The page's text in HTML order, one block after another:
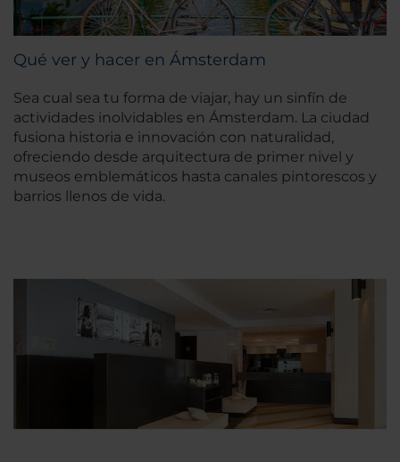
Qué ver y hacer en Ámsterdam
Sea cual sea tu forma de viajar, hay un sinfín de
actividades inolvidables en Ámsterdam. La ciudad
fusiona historia e innovación con naturalidad,
ofreciendo desde arquitectura de primer nivel y
museos emblemáticos hasta canales pintorescos y
barrios llenos de vida.